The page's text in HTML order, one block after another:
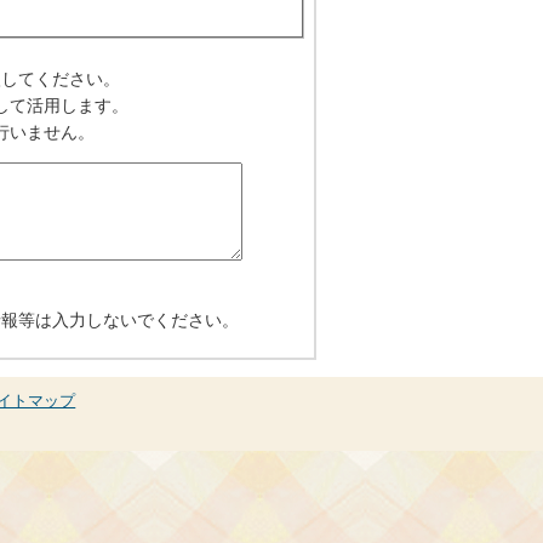
てください。
活用します。
ません。
等は入力しないでください。
トマップ